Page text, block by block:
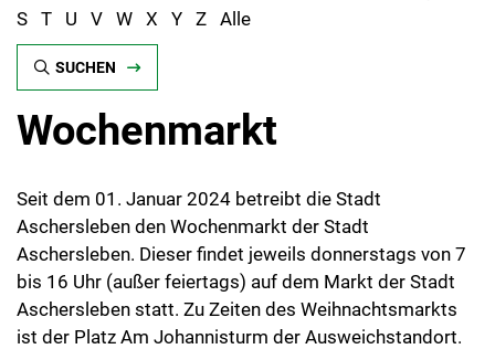
S T U V W X Y Z Alle
SUCHEN
Wochenmarkt
Seit dem 01. Januar 2024 betreibt die Stadt
Aschersleben den Wochenmarkt der Stadt
Aschersleben. Dieser findet jeweils donnerstags von 7
bis 16 Uhr (außer feiertags) auf dem Markt der Stadt
Aschersleben statt. Zu Zeiten des Weihnachtsmarkts
ist der Platz Am Johannisturm der Ausweichstandort.